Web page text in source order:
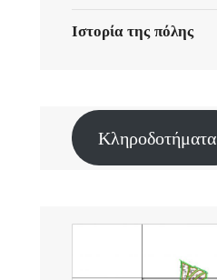
Ιστορία της πόλης
Κληροδοτήματα